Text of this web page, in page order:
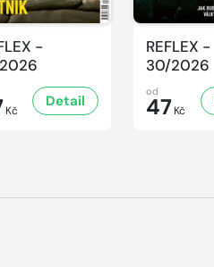
-
Kč
Detail
REFLEX -
30/2026
od
47 Kč